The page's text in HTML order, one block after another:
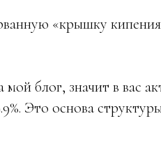
«крышку
блог, значит в вас
Это основа